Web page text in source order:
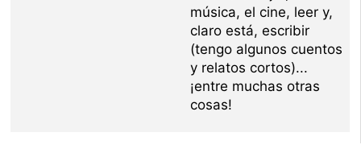
música, el cine, leer y,
claro está, escribir
(tengo algunos cuentos
y relatos cortos)...
¡entre muchas otras
cosas!